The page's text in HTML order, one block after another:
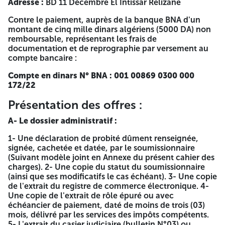
des pièces citées dans le cahier des charges sous peine de
rejet. La date limite de dépôt des offres est fixée à dix (10)
jours calendaires de 09h00 à 12 h00 à partir de la première
date de parution du présent avis dans la presse nationale
et sur le site web d'Algérie Télécom. Si ce jour coïncide
avec un jour férié ou un jour de repos légal, la durée de
préparation des offres est prolongée jusqu'au jour
ouvrable suivant. Les soumissions qui parviennent après la
date limite de dépôt des plis ne seront pas prises en
considération. Les soumissionnaires sont conviés à assister
à l'ouverture des plis des offres techniques et financières,
qui aura lieu le même jour correspondant à la date limite
du dépôt des plis à 12h00 à l'adresse précitée. Les
période de cent quatre-vingts (180) jours à compter de la
date limite de dépôt des plis. Algérie Télécom EPE/SPA au
Capital Social de 115 000 000,00 DA Tél : 021 82 38 39 Fax :
021 82 38 39 NIF : 00021600180833716001 Siège Social :
Route Nationale n°05, Cinq Maisons,16130, Mohammadia
– Alger ANEP N° 2616009593 Le Quotidien d'Oran
18/03/2026 A -=-=-=-
EPE - Algérie Télécom - Spa
Adresse : BD 11 Décembre El Intissar Relizane
Contre le paiement, auprès de la banque BNA d'un
montant de cinq mille dinars algériens (5000 DA) non
remboursable, représentant les frais de
documentation et de reprographie par versement au
compte bancaire :
Compte en dinars N° BNA : 001 00869 0300 000
172/22
Présentation des offres :
A- Le dossier administratif :
1- Une déclaration de probité dûment renseignée,
signée, cachetée et datée, par le soumissionnaire
(Suivant modèle joint en Annexe du présent cahier des
charges). 2- Une copie du statut du soumissionnaire
(ainsi que ses modificatifs le cas échéant). 3- Une copie
de l'extrait du registre de commerce électronique. 4-
Une copie de l'extrait de rôle épuré ou avec
échéancier de paiement, daté de moins de trois (03)
mois, délivré par les services des impôts compétents.